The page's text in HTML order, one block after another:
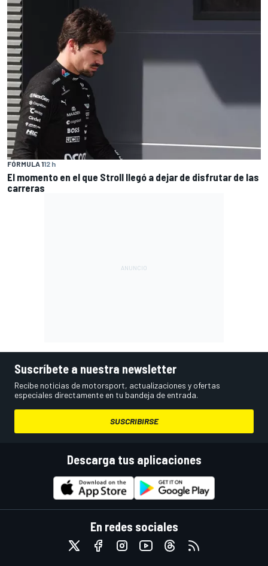
FÓRMULA 112 h
El momento en el que Stroll llegó a dejar de disfrutar de las
carreras
Suscríbete a nuestra newsletter
Recibe noticias de motorsport, actualizaciones y ofertas
especiales directamente en tu bandeja de entrada.
SUSCRIBIRSE
Descarga tus aplicaciones
En redes sociales